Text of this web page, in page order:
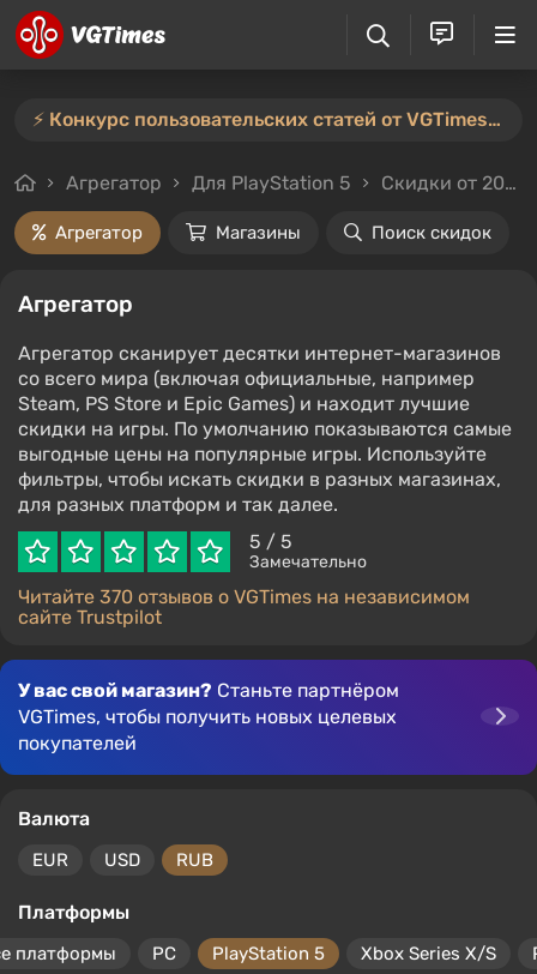
⚡️ Конкурс пользовательских статей от VGTimes продлён — участвуйте тут ⚡️
Агрегатор Для PlayStation 5 Скидки от 20%
Агрегатор Магазины Поиск скидок
Агрегатор
Агрегатор сканирует десятки интернет-магазинов
со всего мира (включая официальные, например
Steam, PS Store и Epic Games) и находит лучшие
скидки на игры. По умолчанию показываются самые
выгодные цены на популярные игры. Используйте
фильтры, чтобы искать скидки в разных магазинах,
для разных платформ и так далее.
5 / 5
Замечательно
Читайте 370 отзывов о VGTimes на независимом
сайте Trustpilot
У вас свой магазин? Станьте партнёром
VGTimes, чтобы получить новых целевых
покупателей
Валюта
EUR USD RUB
Платформы
платформы PC PlayStation 5 Xbox Series X/S